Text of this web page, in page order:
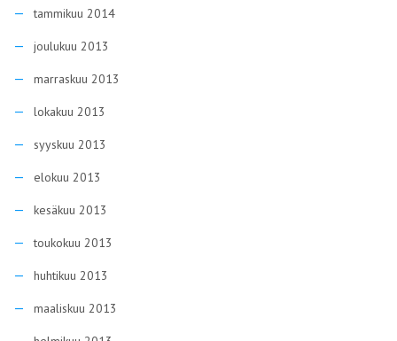
tammikuu 2014
joulukuu 2013
marraskuu 2013
lokakuu 2013
syyskuu 2013
elokuu 2013
kesäkuu 2013
toukokuu 2013
huhtikuu 2013
maaliskuu 2013